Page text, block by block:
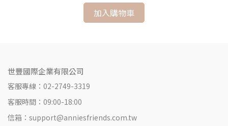
加入購物車
世豐國際企業有限公司
客服專線：02-2749-3319
客服時間：09:00-18:00
信箱：support@anniesfriends.com.tw